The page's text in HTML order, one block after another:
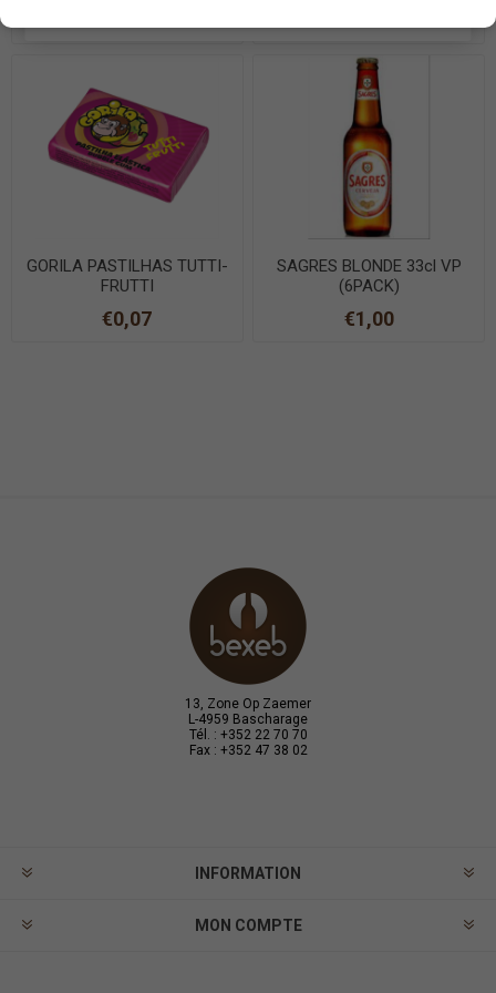
GORILA PASTILHAS TUTTI-
FRUTTI
€0,07
SAGRES BLONDE 33cl VP
(6PACK)
€1,00
13, Zone Op Zaemer
L-4959 Bascharage
Tél. : +352 22 70 70
Fax : +352 47 38 02
INFORMATION
MON COMPTE